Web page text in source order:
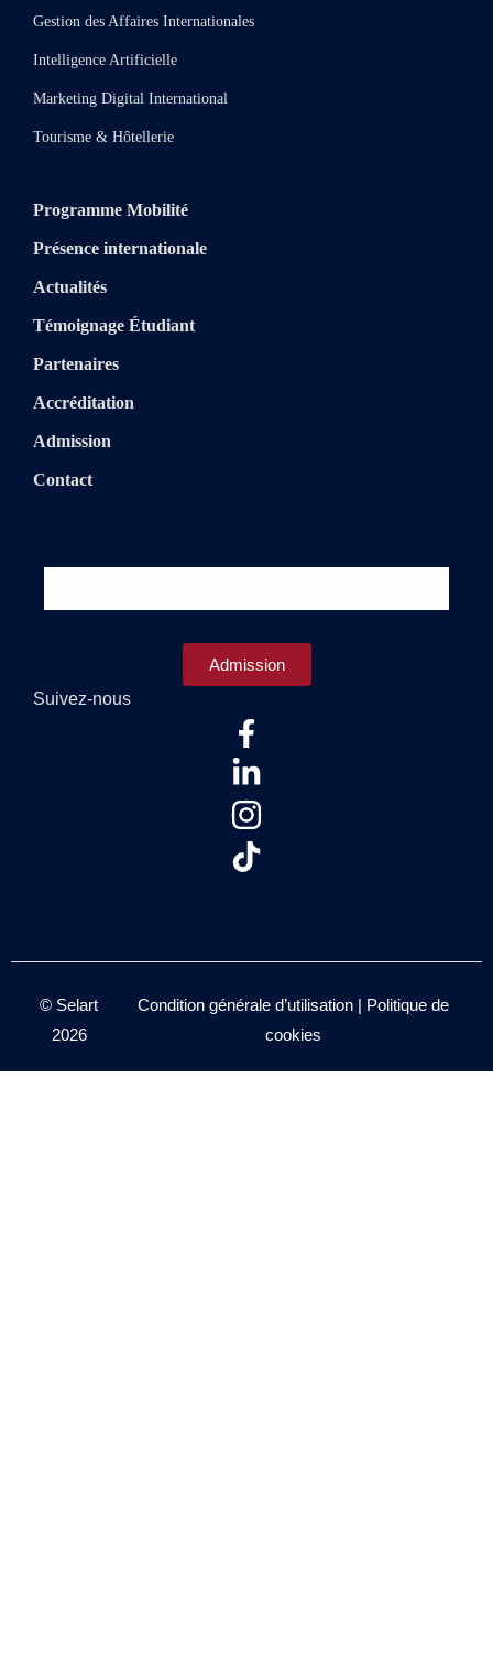
Gestion des Affaires Internationales
Intelligence Artificielle
Marketing Digital International
Tourisme & Hôtellerie
Programme Mobilité
Présence internationale
Actualités
Témoignage Étudiant
Partenaires
Accréditation
Admission
Contact
Admission
Suivez-nous
© Selart
2026
Condition générale d’utilisation | Politique de
cookies